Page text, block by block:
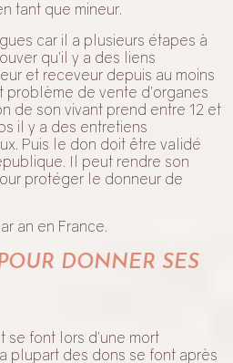
tant que mineur.
car il a plusieurs étapes à
qu’il y a des liens
et receveur depuis au moins
problème de vente d’organes
de son vivant prend entre 12 et
il y a des entretiens
Puis le don doit être validé
Il peut rendre son
protéger le donneur de
an en France.
DONNER SES
font lors d’une mort
plupart des dons se font après